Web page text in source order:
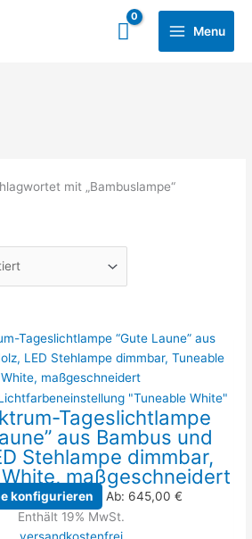
Main
Menu
Menu
mit „Bambuslampe“
Tageslichtlampe
aus Bambus und
Stehlampe dimmbar,
maßgeschneidert
konfigurieren Ab: 645,00€
Enthält 19% MwSt.